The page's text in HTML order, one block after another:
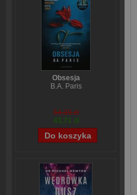
Obsesja
B.A. Paris
54,39 zł
43,71 zł